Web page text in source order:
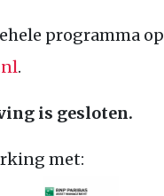
programma op
.
is gesloten.
met: